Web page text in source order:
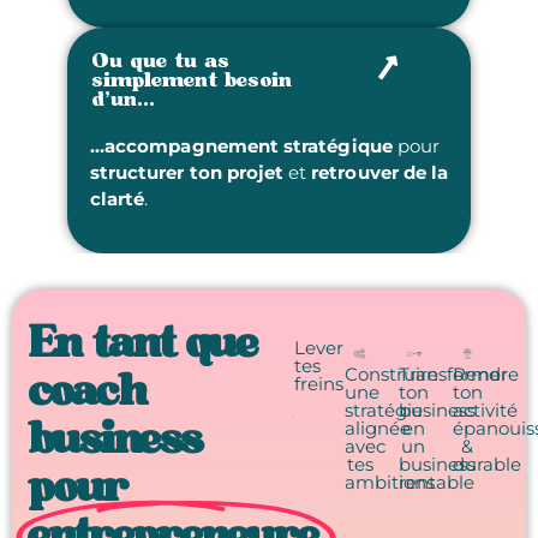
Ou que tu as
simplement besoin
d’un...
…accompagnement stratégiquepour
structurer ton projet et retrouver de la
clarté.
En tant que
coach
business
pour
Lever
tes
freinsConstruire
une
stratégie
alignée
avec
tes
ambitions
Transformer
ton
business
en
un
business
rentable
Rendre
ton
activité
&
durable